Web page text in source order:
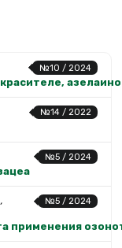
№10 / 2024
№14 / 2022
№5 / 2024
№5 / 2024
применения